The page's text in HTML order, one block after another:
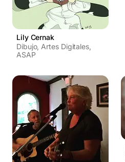
Lily Cernak
Dibujo, Artes Digitales,
ASAP